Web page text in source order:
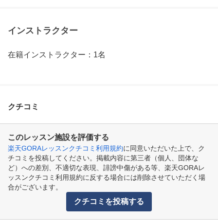
インストラクター
在籍インストラクター：1名
クチコミ
このレッスン施設を評価する
楽天GORAレッスンクチコミ利用規約に同意いただいた上で、ク
チコミを投稿してください。掲載内容に第三者（個人、団体な
ど）への差別、不適切な表現、誹謗中傷がある等、楽天GORAレ
ッスンクチコミ利用規約に反する場合には削除させていただく場
合がございます。
クチコミを投稿する